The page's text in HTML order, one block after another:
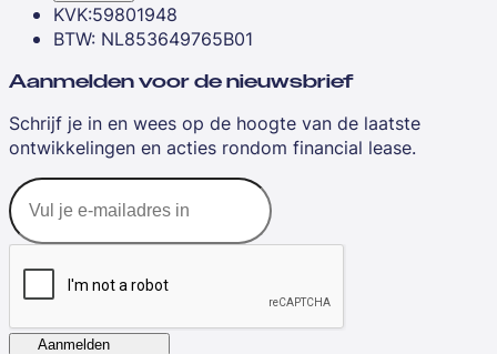
KVK:59801948
BTW: NL853649765B01
Aanmelden voor de nieuwsbrief
Schrijf je in en wees op de hoogte van de laatste
ontwikkelingen en acties rondom financial lease.
Aanmelden